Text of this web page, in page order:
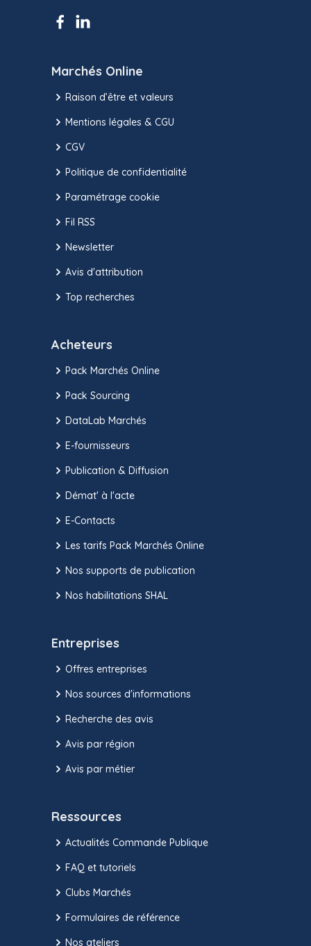
Marchés Online
Raison d’être et valeurs
Mentions légales & CGU
CGV
Politique de confidentialité
Paramétrage cookie
Fil RSS
Newsletter
Avis d'attribution
Top recherches
Acheteurs
Pack Marchés Online
Pack Sourcing
DataLab Marchés
E-fournisseurs
Publication & Diffusion
Démat' à l'acte
E-Contacts
Les tarifs Pack Marchés Online
Nos supports de publication
Nos habilitations SHAL
Entreprises
Offres entreprises
Nos sources d'informations
Recherche des avis
Avis par région
Avis par métier
Ressources
Actualités Commande Publique
FAQ et tutoriels
Clubs Marchés
Formulaires de référence
Nos ateliers